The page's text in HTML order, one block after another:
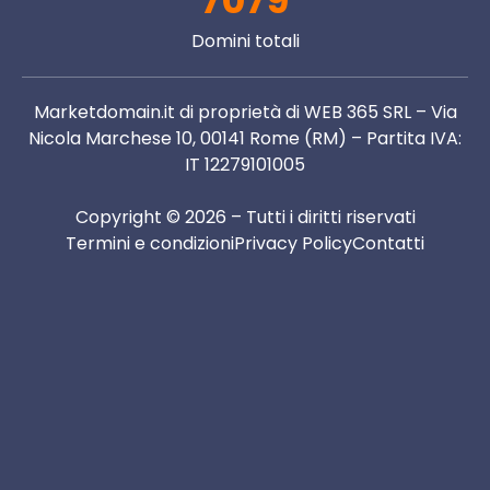
Domini totali
Marketdomain.it di proprietà di WEB 365 SRL – Via
Nicola Marchese 10, 00141 Rome (RM) – Partita IVA:
IT 12279101005
Copyright © 2026 – Tutti i diritti riservati
Termini e condizioniPrivacy PolicyContatti